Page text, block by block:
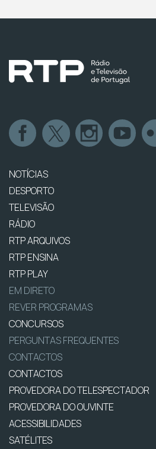
NOTÍCIAS
DESPORTO
TELEVISÃO
RÁDIO
RTP ARQUIVOS
RTP ENSINA
RTP PLAY
EM DIRETO
REVER PROGRAMAS
CONCURSOS
PERGUNTAS FREQUENTES
CONTACTOS
CONTACTOS
PROVEDORA DO TELESPECTADOR
PROVEDORA DO OUVINTE
ACESSIBILIDADES
SATÉLITES